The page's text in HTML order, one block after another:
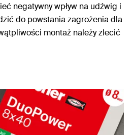
negatywny wpływ na udźwig i
do powstania zagrożenia dla
montaż należy zlecić